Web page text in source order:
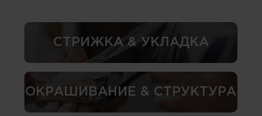
СТРИЖКА & УКЛАДКА
ОКРАШИВАНИЕ & СТРУКТУРА